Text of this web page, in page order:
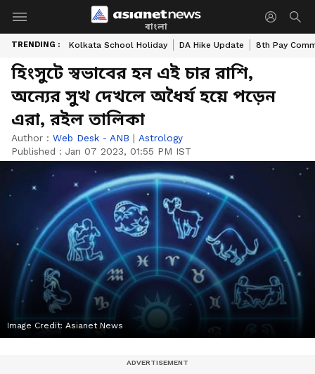
বাংলা
TRENDING : Kolkata School Holiday DA Hike Update 8th Pay
হিংসুটে স্বভাবের হন এই চার রাশি,
অন্যের সুখ দেখলে অধৈর্য হয়ে পড়েন
এরা, রইল তালিকা
Author : Web Desk - ANB | Astrology
Published : Jan 07 2023, 01:55 PM IST
Image Credit: Asianet News